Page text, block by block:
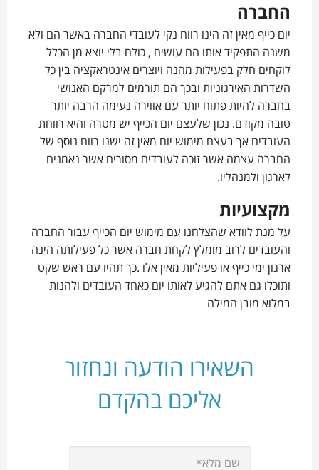
החברה
יום כייף מאין זה הינו רווח נקי לעובדי החברה באשר הם ולא
משנה התפקיד אותו הם עושים , כולם בלי יוצא מן הכלל
לוקחים חלק בפעילות מהנה ויוצרים אינטראקציה בין כל
השדרות האירגוניות ובכך הם תורמים למרקם האנושי
בחברה להיות פתוח יותר עם אווירה נעימה הרבה יותר
טובה מקודם. נכון שלעצם יום הכייף יש מטרה והיא רווחת
העובדים אך בעצם מימוש יום מאין זה ישנו רווח נוסף של
החברה עצמה אשר זוכה לעובדים מסורים אשר נאמנים
לארגון ולמנהליו.
מקצועיות
על מנת לוודא שהצלחנו עם מימוש יום הכייף עבור החברה
והעובדים לרוב מומלץ לקחת חברה אשר כל פעילותה הינה
ארגון ימי כייף או פעיליות מאין אלו .כך תהיו עם ראש שקט
ותוכלו גם אתם להגיע לאותו יום כאחד העובדים ולהנות
במלוא מובן המילה
השאירו הודעה ונחזור
אליכם בהקדם